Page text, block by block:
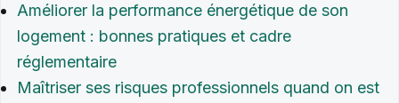
Améliorer la performance énergétique de son
logement : bonnes pratiques et cadre
réglementaire
Maîtriser ses risques professionnels quand on est